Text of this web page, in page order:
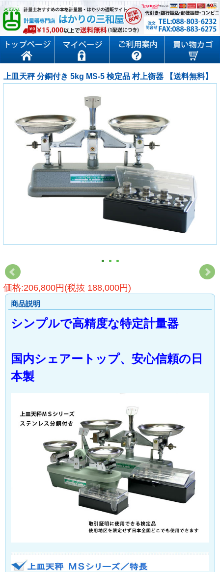
上皿天秤 分銅付き 5kg MS-5 検定品 村上衡器 【送料無料】
価格:206,800円(税抜 188,000円)
商品説明
シンプルで高精度な特定計量器
国内シェアートップ、安心信頼の日
本製